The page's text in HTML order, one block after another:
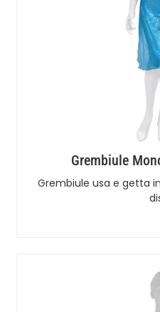
Grembiule
Grembiule usa e getta